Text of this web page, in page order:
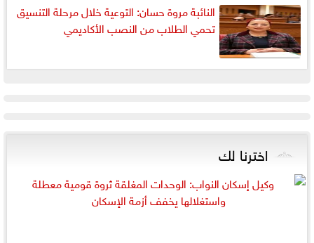
النائبة مروة حسان: التوعية خلال مرحلة التنسيق
تحمي الطلاب من النصب الأكاديمي
اخترنا لك